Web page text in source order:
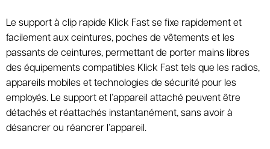
Le support à clip rapide Klick Fast se fixe rapidement et
facilement aux ceintures, poches de vêtements et les
passants de ceintures, permettant de porter mains libres
des équipements compatibles Klick Fast tels que les radios,
appareils mobiles et technologies de sécurité pour les
employés. Le support et l’appareil attaché peuvent être
détachés et réattachés instantanément, sans avoir à
désancrer ou réancrer l’appareil.